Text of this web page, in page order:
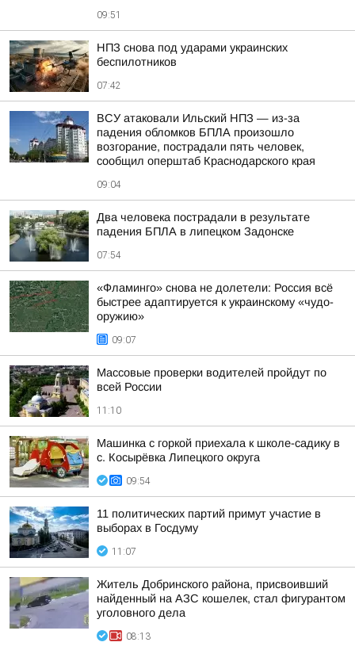
09:51
НПЗ снова под ударами украинских
беспилотников
07:42
ВСУ атаковали Ильский НПЗ — из-за
падения обломков БПЛА произошло
возгорание, пострадали пять человек,
сообщил оперштаб Краснодарского края
09:04
Два человека пострадали в результате
падения БПЛА в липецком Задонске
07:54
«Фламинго» снова не долетели: Россия всё
быстрее адаптируется к украинскому «чудо-
оружию»
09:07
Массовые проверки водителей пройдут по
всей России
11:10
Машинка с горкой приехала к школе-садику в
с. Косырёвка Липецкого округа
09:54
11 политических партий примут участие в
выборах в Госдуму
11:07
Житель Добринского района, присвоивший
найденный на АЗС кошелек, стал фигурантом
уголовного дела
08:13